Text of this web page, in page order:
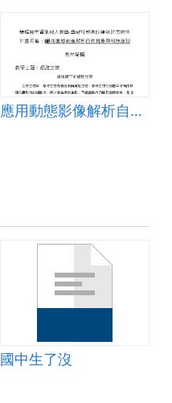
應用動態影像解析自然現象與科技原理(第二期)
國中生了沒